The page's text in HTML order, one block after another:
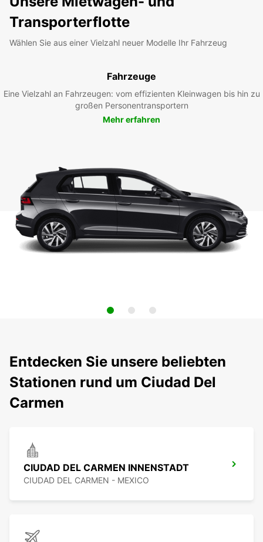
Transporterflotte
Wählen Sie aus einer Vielzahl neuer Modelle Ihr Fahrzeug
Fahrzeuge
Eine Vielzahl an Fahrzeugen: vom effizienten Kleinwagen bis hin zu
großen Personentransportern
Mehr erfahren
Entdecken Sie unsere beliebten
Stationen rund um Ciudad Del
Carmen
CIUDAD DEL CARMEN INNENSTADT
CIUDAD DEL CARMEN - MEXICO